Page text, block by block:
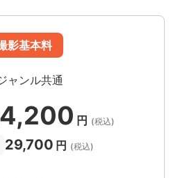
影基本料
ャンル共通
円 (税込)
29,700 円 (税込)